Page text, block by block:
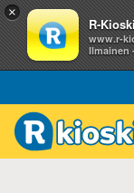
×
R-
www.r-
Ilmainen